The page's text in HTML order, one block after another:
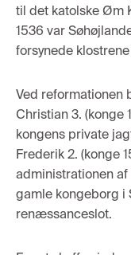
til det katolske Øm
1536 var
forsynede
Ved reformationen
Christian 3. (konge
kongens private
Frederik 2. (konge
administrationen
gamle kongeborg
renæssanceslot.